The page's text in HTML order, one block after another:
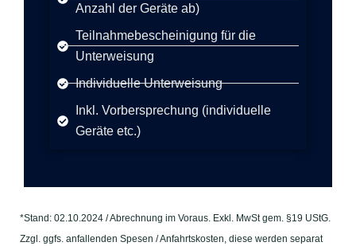
Anzahl der Geräte ab)
Teilnahmebescheinigung für die
Unterweisung​
Individuelle Unterweisung
Inkl. Vorbersprechung (individuelle
Geräte etc.)
*Stand: 02.10.2024 / Abrechnung im Voraus. Exkl. MwSt gem. §19 UStG.
Zzgl. ggfs. anfallenden Spesen / Anfahrtskosten, diese werden separat